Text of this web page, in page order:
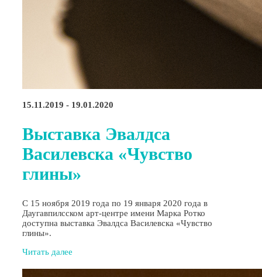
15.11.2019 - 19.01.2020
Выставка Эвалдса
Василевска «Чувство
глины»
С 15 ноября 2019 года по 19 января 2020 года в
Даугавпилсском арт-центре имени Марка Ротко
доступна выставка Эвалдса Василевска «Чувство
глины».
Читать далее